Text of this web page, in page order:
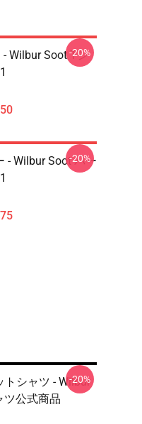
Wilbur Soot Tシ
-20%
- Wilbur Soot パー
-20%
トシャツ - Wilbur
ツ公式商品
-20%